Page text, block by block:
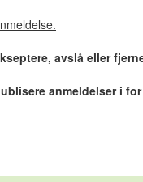
avslå eller
anmeldelser i